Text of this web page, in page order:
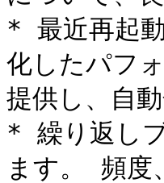
* 最近再起
化したパフ
提供し、自
* 繰り返し
ます。 頻度